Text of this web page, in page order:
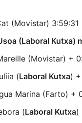
(Movistar) 3:59:31
(Laboral Kutxa)
(Movistar) +
(Laboral Kutxa)
Marina (Farto) +
(Laboral Kutxa)